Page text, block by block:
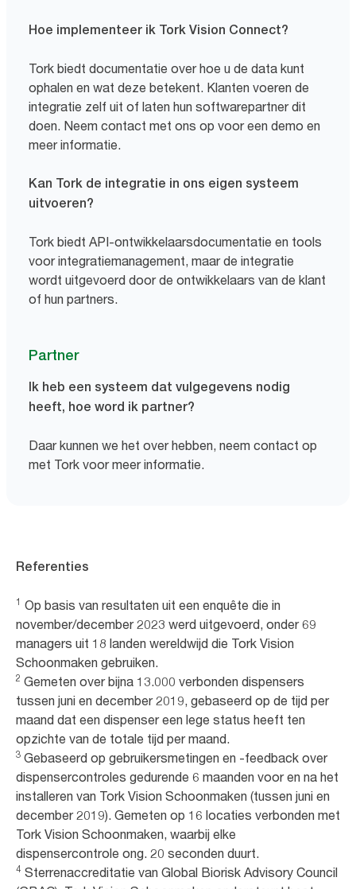
Hoe implementeer ik Tork Vision Connect?
Tork biedt documentatie over hoe u de data kunt
ophalen en wat deze betekent. Klanten voeren de
integratie zelf uit of laten hun softwarepartner dit
doen. Neem contact met ons op voor een demo en
meer informatie.
Kan Tork de integratie in ons eigen systeem
uitvoeren?
Tork biedt API-ontwikkelaarsdocumentatie en tools
voor integratiemanagement, maar de integratie
wordt uitgevoerd door de ontwikkelaars van de klant
of hun partners.
Partner
Ik heb een systeem dat vulgegevens nodig
heeft, hoe word ik partner?
Daar kunnen we het over hebben, neem contact op
met Tork voor meer informatie.
Referenties
1 Op basis van resultaten uit een enquête die in
november/december 2023 werd uitgevoerd, onder 69
managers uit 18 landen wereldwijd die Tork Vision
Schoonmaken gebruiken.
2 Gemeten over bijna 13.000 verbonden dispensers
tussen juni en december 2019, gebaseerd op de tijd per
maand dat een dispenser een lege status heeft ten
opzichte van de totale tijd per maand.
3 Gebaseerd op gebruikersmetingen en -feedback over
dispensercontroles gedurende 6 maanden voor en na het
installeren van Tork Vision Schoonmaken (tussen juni en
december 2019). Gemeten op 16 locaties verbonden met
Tork Vision Schoonmaken, waarbij elke
dispensercontrole ong. 20 seconden duurt.
4 Sterrenaccreditatie van Global Biorisk Advisory Council